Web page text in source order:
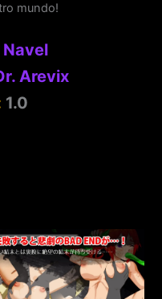
mundo!
Navel
Arevix
1.0